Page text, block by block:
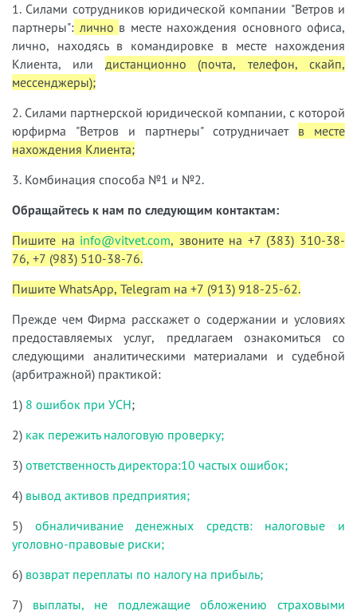
1. Силами сотрудников юридической компании "Ветров и
партнеры": лично в месте нахождения основного офиса,
лично, находясь в командировке в месте нахождения
Клиента, или дистанционно (почта, телефон, скайп,
мессенджеры);
2. Силами партнерской юридической компании, с которой
юрфирма "Ветров и партнеры" сотрудничает в месте
нахождения Клиента;
3. Комбинация способа №1 и №2.
Обращайтесь к нам по следующим контактам:
Пишите на info@vitvet.com, звоните на +7 (383) 310-38-
76, +7 (983) 510-38-76.
Пишите WhatsApp, Telegram на +7 (913) 918-25-62.
Прежде чем Фирма расскажет о содержании и условиях
предоставляемых услуг, предлагаем ознакомиться со
следующими аналитическими материалами и судебной
(арбитражной) практикой:
1) 8 ошибок при УСН;
2) как пережить налоговую проверку;
3) ответственность директора:10 частых ошибок;
4) вывод активов предприятия;
5) обналичивание денежных средств: налоговые и
уголовно-правовые риски;
6) возврат переплаты по налогу на прибыль;
7) выплаты, не подлежащие обложению страховыми